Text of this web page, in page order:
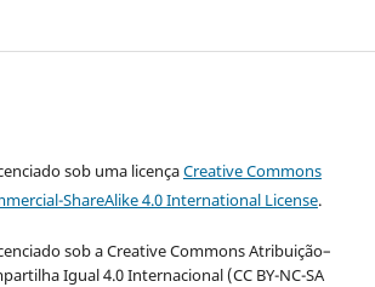
sob uma licençaCreative Commons
ShareAlike 4.0 International License.
sob a Creative Commons Atribuição–
Igual 4.0 Internacional (CC BY-NC-SA